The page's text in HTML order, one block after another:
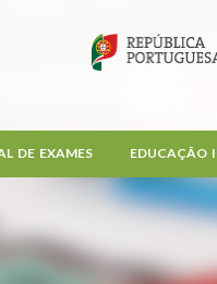
DE EXAMES EDUCAÇÃO